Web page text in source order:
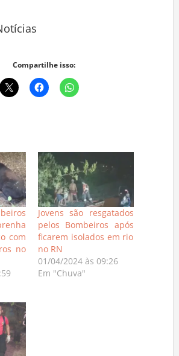
Compartilhe isso:
com
no
Jovens são resgatados
pelos Bombeiros após
ficarem isolados em rio
no RN
01/04/2024 às 09:26
Em "Chuva"